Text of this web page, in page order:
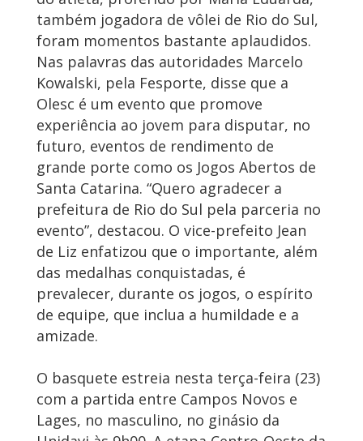
também jogadora de vôlei de Rio do Sul,
foram momentos bastante aplaudidos.
Nas palavras das autoridades Marcelo
Kowalski, pela Fesporte, disse que a
Olesc é um evento que promove
experiência ao jovem para disputar, no
futuro, eventos de rendimento de
grande porte como os Jogos Abertos de
Santa Catarina. “Quero agradecer a
prefeitura de Rio do Sul pela parceria no
evento”, destacou. O vice-prefeito Jean
de Liz enfatizou que o importante, além
das medalhas conquistadas, é
prevalecer, durante os jogos, o espírito
de equipe, que inclua a humildade e a
amizade.
O basquete estreia nesta terça-feira (23)
com a partida entre Campos Novos e
Lages, no masculino, no ginásio da